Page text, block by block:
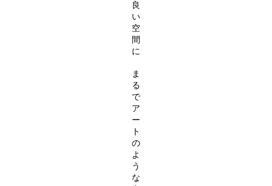
良
い
空
間
に
ま
る
で
ア
ー
ト
の
よ
う
な